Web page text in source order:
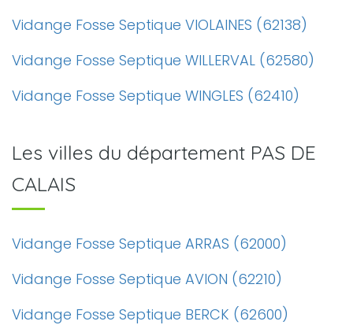
Vidange Fosse Septique VIOLAINES (62138)
Vidange Fosse Septique WILLERVAL (62580)
Vidange Fosse Septique WINGLES (62410)
Les villes du département PAS DE
CALAIS
Vidange Fosse Septique ARRAS (62000)
Vidange Fosse Septique AVION (62210)
Vidange Fosse Septique BERCK (62600)